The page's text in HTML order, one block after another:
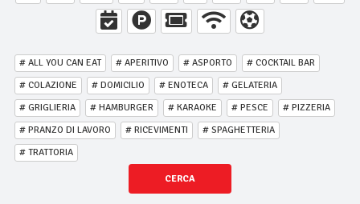
# ALL YOU CAN EAT # APERITIVO # ASPORTO
# COCKTAIL BAR
# COLAZIONE
# DOMICILIO # ENOTECA
# GELATERIA
# GRIGLIERIA
# HAMBURGER # KARAOKE # PESCE
# PIZZERIA
# PRANZO DI LAVORO
# RICEVIMENTI
# SPAGHETTERIA
# TRATTORIA
CERCA